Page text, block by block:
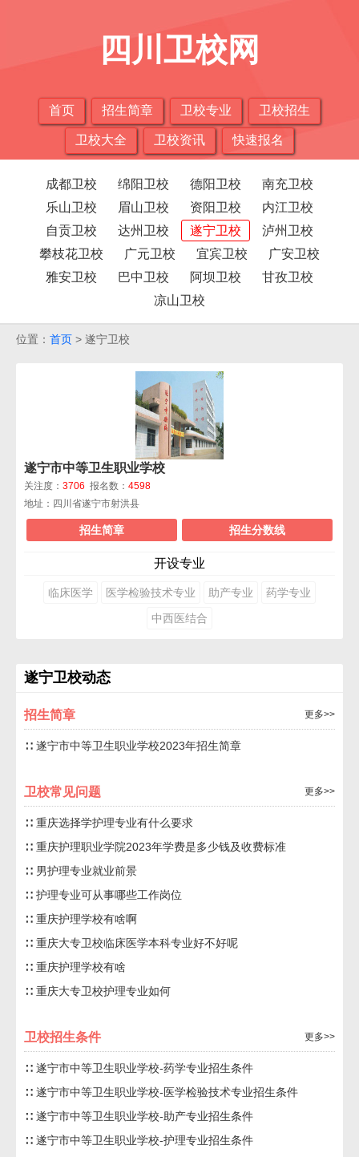
四川卫校网
首页 招生简章 卫校专业 卫校招生
卫校大全 卫校资讯 快速报名
成都卫校 绵阳卫校 德阳卫校
南充卫校
乐山卫校
眉山卫校 资阳卫校
内江卫校
自贡卫校
达州卫校 遂宁卫校
泸州卫校
攀枝花卫校
广元卫校 宜宾卫校
广安卫校
雅安卫校
巴中卫校 阿坝卫校
甘孜卫校
凉山卫校
位置： 首页 > 遂宁卫校
遂宁市中等卫生职业学校
关注度： 3706 报名数： 4598
地址：四川省遂宁市射洪县
招生简章 招生分数线
开设专业
临床医学 医学检验技术专业 助产专业
药学专业
中西医结合
遂宁卫校动态
招生简章 更多>>
∷ 遂宁市中等卫生职业学校2023年招生简章
卫校常见问题 更多>>
∷ 重庆选择学护理专业有什么要求
∷ 重庆护理职业学院2023年学费是多少钱及收费标准
∷ 男护理专业就业前景
∷ 护理专业可从事哪些工作岗位
∷ 重庆护理学校有啥啊
∷ 重庆大专卫校临床医学本科专业好不好呢
∷ 重庆护理学校有啥
∷ 重庆大专卫校护理专业如何
卫校招生条件 更多>>
∷ 遂宁市中等卫生职业学校-药学专业招生条件
∷ 遂宁市中等卫生职业学校-医学检验技术专业招生条件
∷ 遂宁市中等卫生职业学校-助产专业招生条件
∷ 遂宁市中等卫生职业学校-护理专业招生条件